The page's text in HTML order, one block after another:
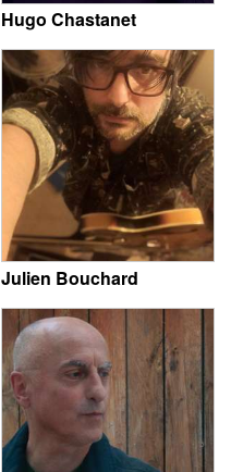
Hugo Chastanet
Julien Bouchard